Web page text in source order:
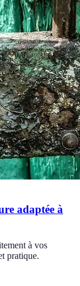
adaptée à
à vos
pratique.